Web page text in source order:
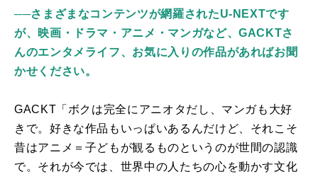
──さまざまなコンテンツが網羅されたU-NEXTです
が、映画・ドラマ・アニメ・マンガなど、GACKTさ
んのエンタメライフ、お気に入りの作品があればお聞
かせください。
GACKT「ボクは完全にアニオタだし、マンガも大好
きで。好きな作品もいっぱいあるんだけど、それこそ
昔はアニメ＝子どもが観るものというのが世間の認識
で。それが今では、世界中の人たちの心を動かす文化